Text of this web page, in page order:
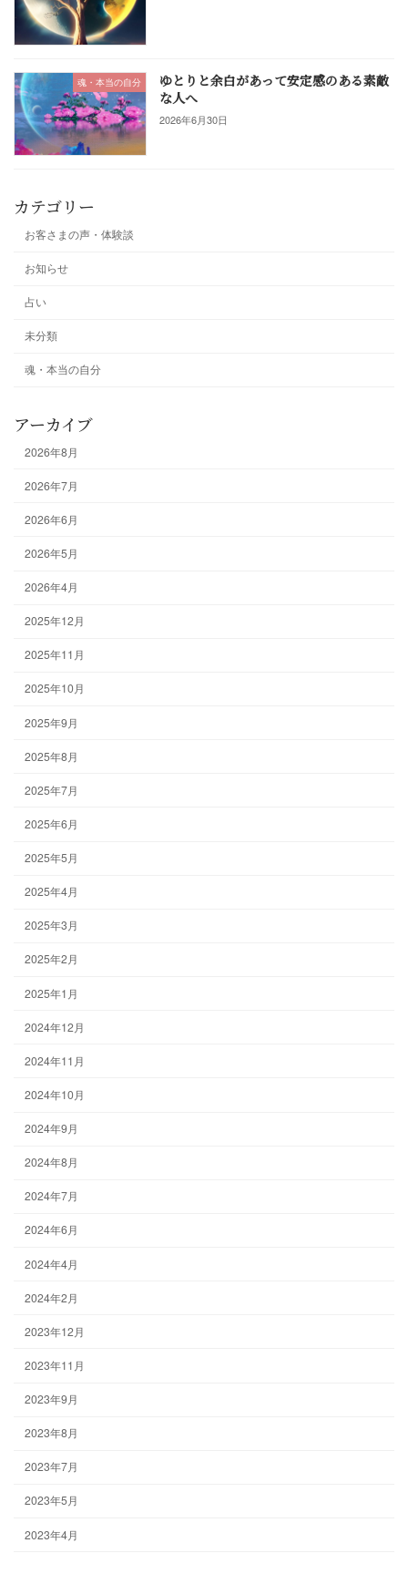
魂・本当の自分
ゆとりと余白があって安定感のある素敵
な人へ
2026年6月30日
カテゴリー
お客さまの声・体験談
お知らせ
占い
未分類
魂・本当の自分
アーカイブ
2026年8月
2026年7月
2026年6月
2026年5月
2026年4月
2025年12月
2025年11月
2025年10月
2025年9月
2025年8月
2025年7月
2025年6月
2025年5月
2025年4月
2025年3月
2025年2月
2025年1月
2024年12月
2024年11月
2024年10月
2024年9月
2024年8月
2024年7月
2024年6月
2024年4月
2024年2月
2023年12月
2023年11月
2023年9月
2023年8月
2023年7月
2023年5月
2023年4月